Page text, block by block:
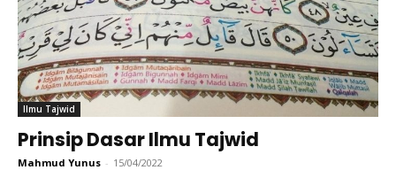
Ilmu Tajwid
Prinsip Dasar Ilmu Tajwid
Mahmud Yunus - 15/04/2022